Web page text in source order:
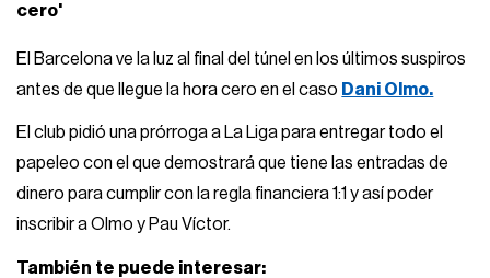
cero'
El Barcelona ve la luz al final del túnel en los últimos suspiros
antes de que llegue la hora cero en el caso Dani Olmo.
El club pidió una prórroga a La Liga para entregar todo el
papeleo con el que demostrará que tiene las entradas de
dinero para cumplir con la regla financiera 1:1 y así poder
inscribir a Olmo y Pau Víctor.
También te puede interesar: